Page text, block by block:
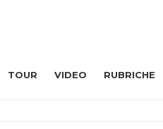
TOUR VIDEO RUBRICHE